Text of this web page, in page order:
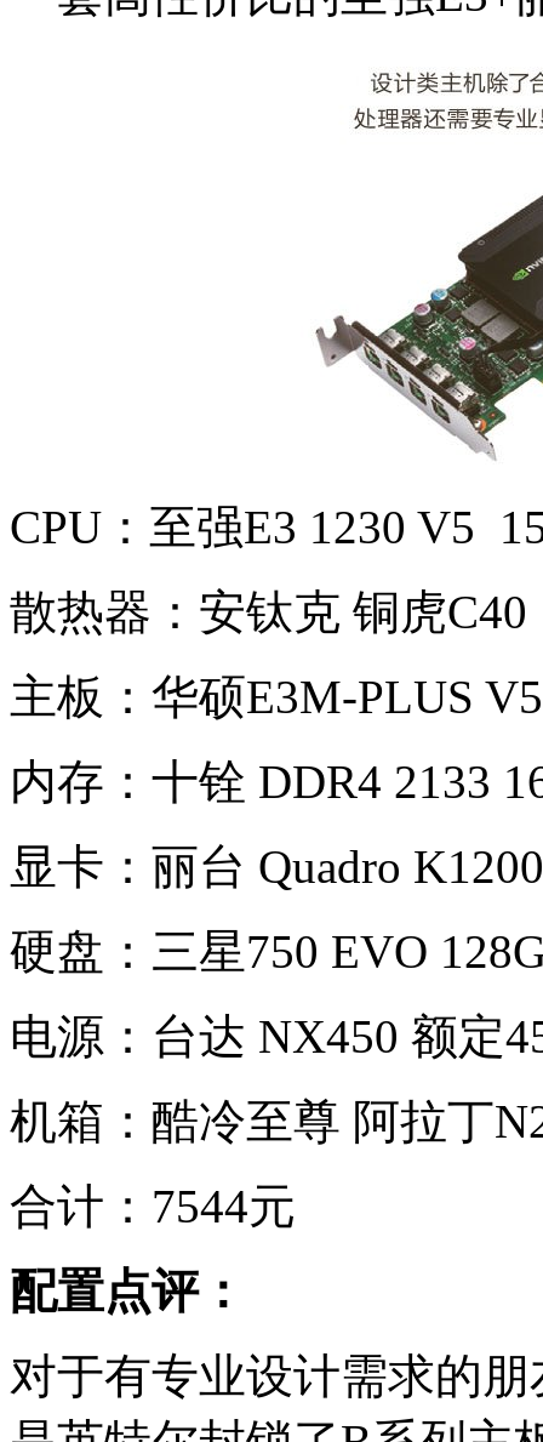
CPU：至强E3 1230 V5
散热器：安钛克 铜虎
主板：华硕E3M-PLUS
内存：十铨 DDR4 2133
显卡：丽台 Quadro
硬盘：三星750 EVO
电源：台达 NX450 额定
机箱：酷冷至尊 阿拉丁
合计：7544元
配置点评：
对于有专业设计需求的